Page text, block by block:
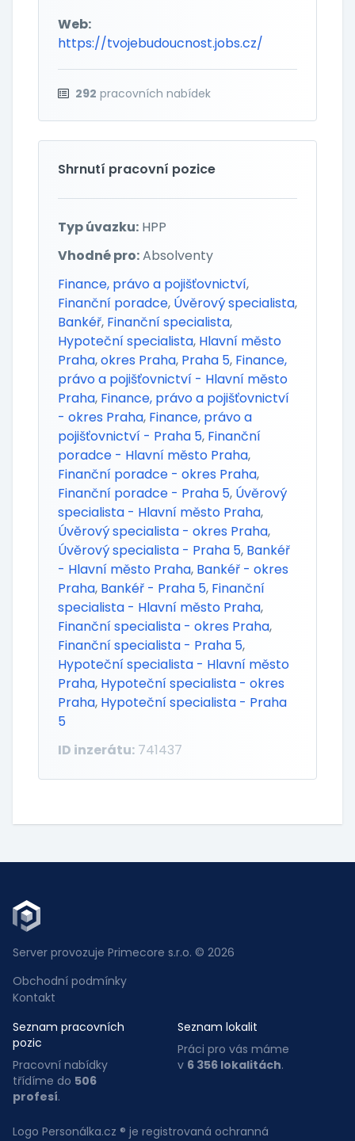
Web:
https://tvojebudoucnost.jobs.cz/
292 pracovních nabídek
Shrnutí pracovní pozice
Typ úvazku: HPP
Vhodné pro:Absolventy
Finance, právo a pojišťovnictví,
Finanční poradce, Úvěrový specialista,
Bankéř, Finanční specialista,
Hypoteční specialista, Hlavní město
Praha,okres Praha, Praha 5, Finance,
právo a pojišťovnictví - Hlavní město
Praha, Finance, právo a pojišťovnictví
- okres Praha, Finance, právo a
pojišťovnictví - Praha 5, Finanční
poradce - Hlavní město Praha,
Finanční poradce - okres Praha,
Finanční poradce - Praha 5, Úvěrový
specialista - Hlavní město Praha,
Úvěrový specialista - okres Praha,
Úvěrový specialista - Praha 5, Bankéř
- Hlavní město Praha, Bankéř - okres
Praha, Bankéř - Praha 5, Finanční
specialista - Hlavní město Praha,
Finanční specialista - okres Praha,
Finanční specialista - Praha 5,
Hypoteční specialista - Hlavní město
Praha, Hypoteční specialista - okres
Praha, Hypoteční specialista - Praha
5
ID inzerátu: 741437
Server provozuje Primecore s.r.o. © 2026
Obchodní podmínky
Kontakt
Seznam pracovních
pozic
Pracovní nabídky
třídíme do 506
profesí.
Seznam lokalit
Práci pro vás máme
v 6 356 lokalitách.
Logo Personálka.cz ® je registrovaná ochranná